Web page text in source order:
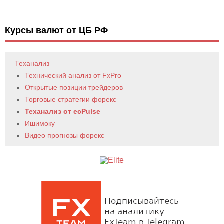
Курсы валют от ЦБ РФ
Теханализ
Технический анализ от FxPro
Открытые позиции трейдеров
Торговые стратегии форекс
Теханализ от ecPulse
Ишимоку
Видео прогнозы форекс